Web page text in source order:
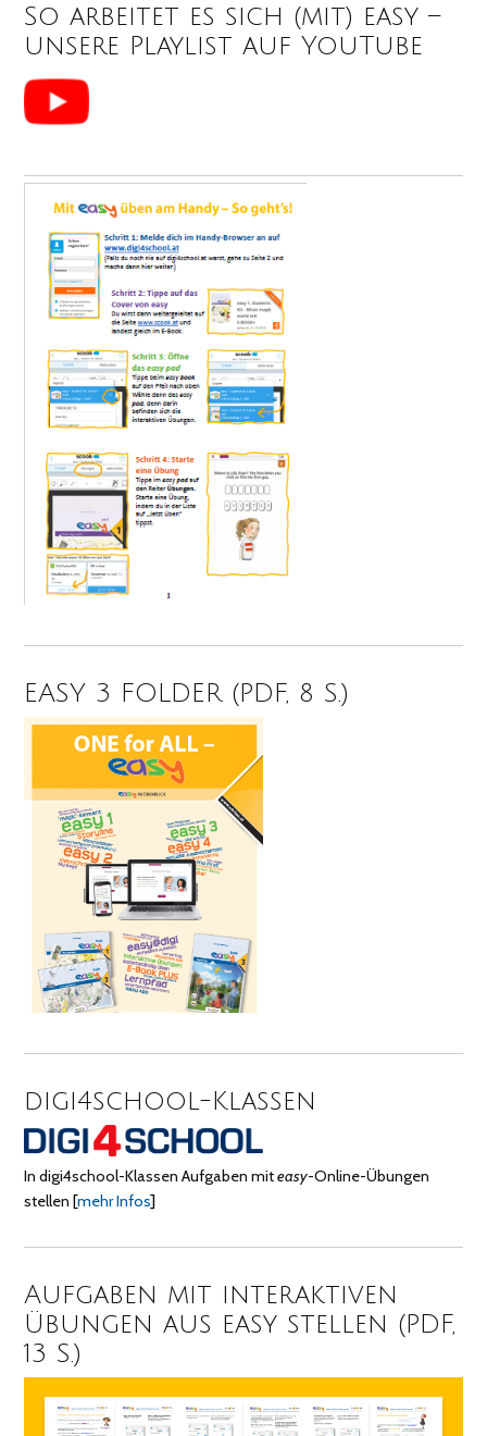
So arbeitet es sich (mit) easy –
unsere Playlist auf YouTube
EASY 3 FOLDER (PDF, 8 S.)
digi4school-Klassen
In digi4school-Klassen Aufgaben miteasy-Online-Übungen
stellen [mehr Infos]
Aufgaben mit interaktiven
Übungen aus easy stellen (PDF,
13 S.)